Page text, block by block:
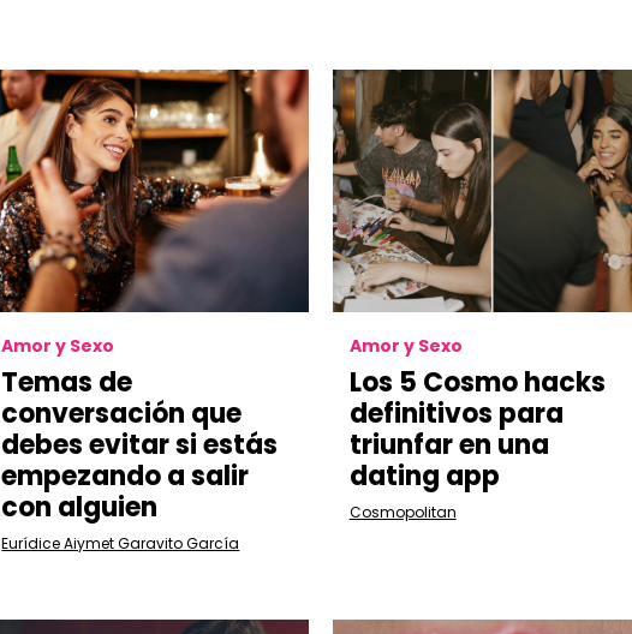
Amor y Sexo
Temas de
conversación que
debes evitar si estás
empezando a salir
con alguien
Eurídice Aiymet Garavito García
Amor y Sexo
Los 5 Cosmo hacks
definitivos para
triunfar en una
dating app
Cosmopolitan